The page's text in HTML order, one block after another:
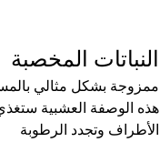
النباتات المخصبة
ممزوجة بشكل مثالي
هذه الوصفة العشبية
الأطراف وتجدد الرطوبة